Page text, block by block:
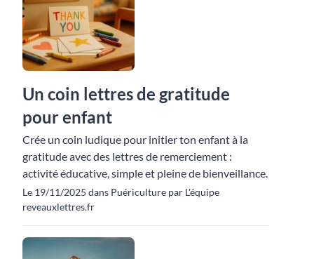
Un coin lettres de gratitude
pour enfant
Crée un coin ludique pour initier ton enfant à la
gratitude avec des lettres de remerciement :
activité éducative, simple et pleine de bienveillance.
Le 19/11/2025 dans Puériculture par L'équipe
reveauxlettres.fr